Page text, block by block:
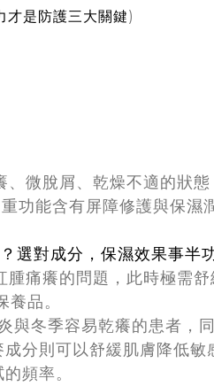
才是防護三大關鍵)
微脫屑、乾燥不適的狀
功能含有屏障修護與保
選對成分，保濕效果事半
腫痛癢的問題，此時極需
品。
與冬季容易乾癢的患者，
分則可以舒緩肌膚降低
頻率。